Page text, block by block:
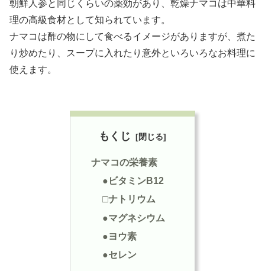
朝鮮人参と同じくらいの薬効があり、乾燥ナマコは中華料
理の高級食材として知られています。
ナマコは酢の物にして食べるイメージがありますが、煮た
り炒めたり、スープに入れたり意外といろいろなお料理に
使えます。
もくじ
ナマコの栄養素
●ビタミンB12
□ナトリウム
●マグネシウム
●ヨウ素
●セレン